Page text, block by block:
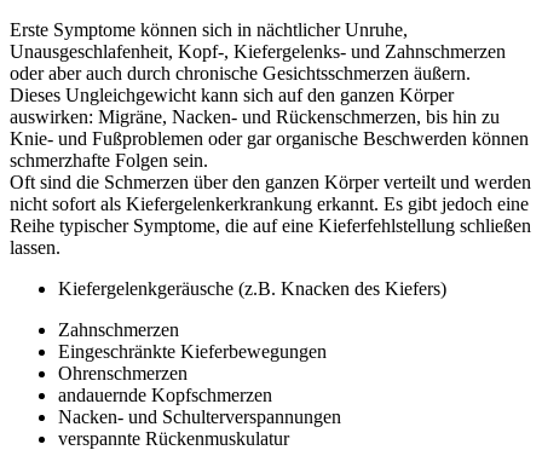
Erste Symptome können sich in nächtlicher Unruhe,
Unausgeschlafenheit, Kopf-, Kiefergelenks- und Zahnschmerzen
oder aber auch durch chronische Gesichtsschmerzen äußern.
Dieses Ungleichgewicht kann sich auf den ganzen Körper
auswirken: Migräne, Nacken- und Rückenschmerzen, bis hin zu
Knie- und Fußproblemen oder gar organische Beschwerden können
schmerzhafte Folgen sein.
Oft sind die Schmerzen über den ganzen Körper verteilt und werden
nicht sofort als Kiefergelenkerkrankung erkannt. Es gibt jedoch eine
Reihe typischer Symptome, die auf eine Kieferfehlstellung schließen
lassen.
Kiefergelenkgeräusche (z.B. Knacken des Kiefers)
Zahnschmerzen
Eingeschränkte Kieferbewegungen
Ohrenschmerzen
andauernde Kopfschmerzen
Nacken- und Schulterverspannungen
verspannte Rückenmuskulatur